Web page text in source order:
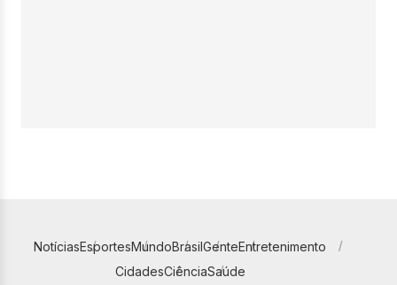
NotíciasEsportesMundoBrasilGenteEntretenimento
CidadesCiênciaSaúde